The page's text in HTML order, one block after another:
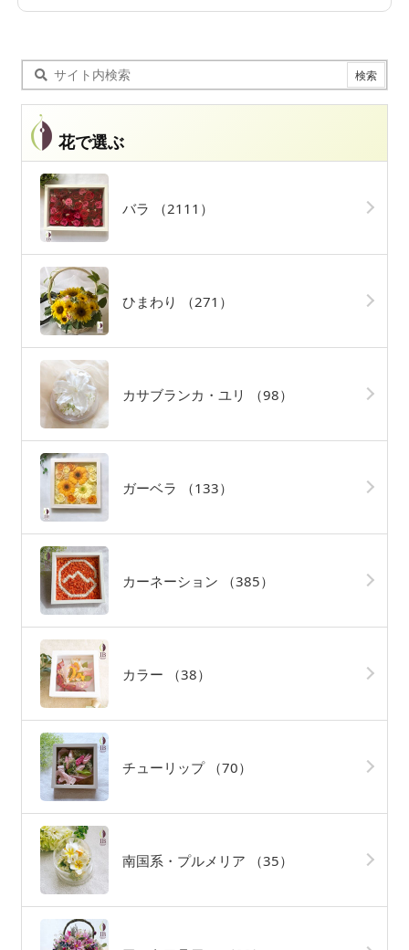
花で選ぶ
バラ （2111）
ひまわり （271）
カサブランカ・ユリ （98）
ガーベラ （133）
カーネーション （385）
カラー （38）
チューリップ （70）
南国系・プルメリア （35）